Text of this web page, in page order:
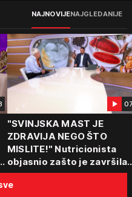
NAJNOVIJENAJGLEDANIJE
"SVINJSKA MAST JE
ZDRAVIJA NEGO ŠTO
MISLITE!" Nutricionista
objasnio zašto je završila
među najzdravijim
namirnicama i šta